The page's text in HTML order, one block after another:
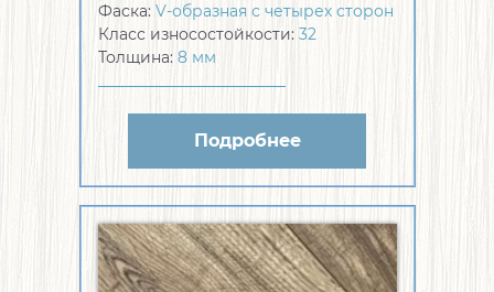
Фаска: V-образная с четырех сторон
Класс износостойкости: 32
Толщина: 8 мм
Подробнее